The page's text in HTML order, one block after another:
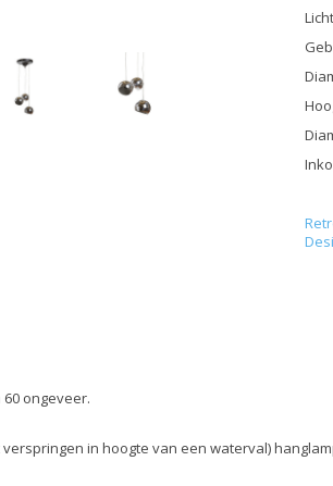
ongeveer.
in hoogte van een waterval)